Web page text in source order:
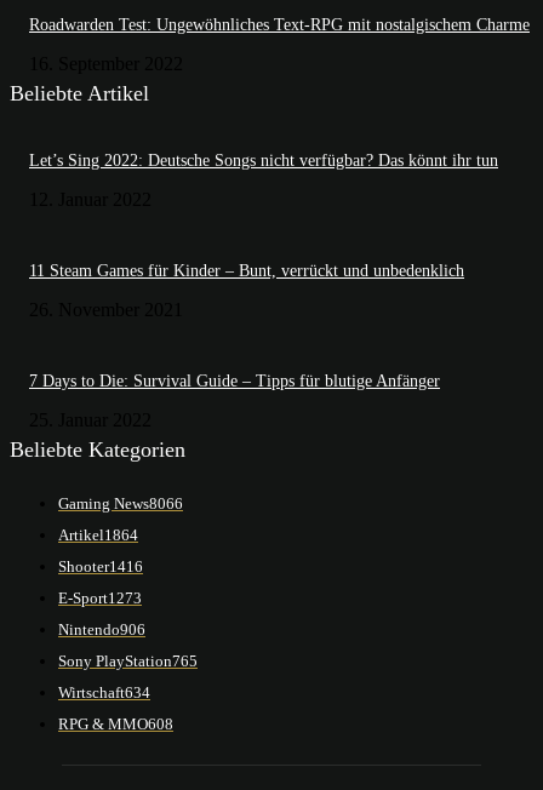
Roadwarden Test: Ungewöhnliches Text-RPG mit nostalgischem Charme
Beliebte Artikel
Let’s Sing 2022: Deutsche Songs nicht verfügbar? Das könnt ihr tun
11 Steam Games für Kinder – Bunt, verrückt und unbedenklich
7 Days to Die: Survival Guide – Tipps für blutige Anfänger
Beliebte Kategorien
Gaming News8066
Artikel1864
Shooter1416
E-Sport1273
Nintendo906
Sony PlayStation765
Wirtschaft634
RPG & MMO608